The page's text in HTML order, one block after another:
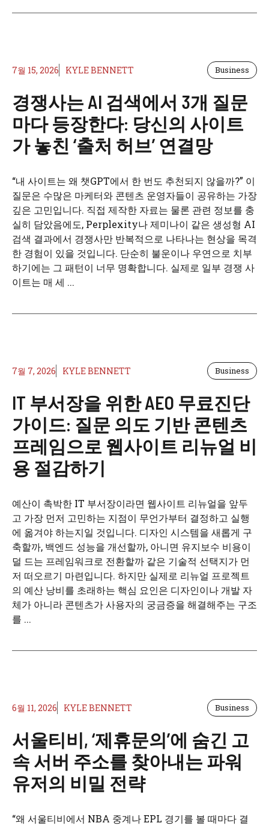
7월 15, 2026 KYLE BENNETT Business
경쟁사는 AI 검색에서 3개 질문
마다 등장한다: 당신의 사이트
가 놓친 ‘출처 허브’ 연결망
“내 사이트는 왜 챗GPT에서 한 번도 추천되지 않을까?” 이
질문은 수많은 마케터와 콘텐츠 운영자들이 공유하는 가장
깊은 고민입니다. 직접 제작한 자료는 물론 관련 정보를 충
실히 담았음에도, Perplexity나 제미나이 같은 생성형 AI
검색 결과에서 경쟁사만 반복적으로 나타나는 현상을 목격
한 경험이 있을 것입니다. 단순히 불운이나 우연으로 치부
하기에는 그 패턴이 너무 명확합니다. 실제로 일부 경쟁 사
이트는 매 세 ...
7월 7, 2026 KYLE BENNETT Business
IT 부서장을 위한 AEO 무료진단
가이드: 질문 의도 기반 콘텐츠
프레임으로 웹사이트 리뉴얼 비
용 절감하기
예산이 촉박한 IT 부서장이라면 웹사이트 리뉴얼을 앞두
고 가장 먼저 고민하는 지점이 무언가부터 결정하고 실행
에 옮겨야 하는지일 것입니다. 디자인 시스템을 새롭게 구
축할까, 백엔드 성능을 개선할까, 아니면 유지보수 비용이
덜 드는 프레임워크로 전환할까 같은 기술적 선택지가 먼
저 떠오르기 마련입니다. 하지만 실제로 리뉴얼 프로젝트
의 예산 낭비를 초래하는 핵심 요인은 디자인이나 개발 자
체가 아니라 콘텐츠가 사용자의 궁금증을 해결해주는 구조
를 ...
6월 11, 2026 KYLE BENNETT Business
서울티비, ‘제휴문의’에 숨긴 고
속 서버 주소를 찾아내는 파워
유저의 비밀 전략
“왜 서울티비에서 NBA 중계나 EPL 경기를 볼 때마다 결